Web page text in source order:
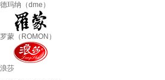
德玛纳（dme）
罗蒙（ROMON）
浪莎